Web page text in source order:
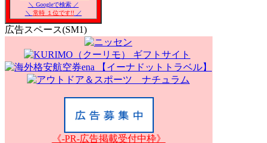
＼ Googleで検索 ／
＼ 常時 １位です!!／
広告スペース(SM1)
《-PR-広告掲載受付中枠》